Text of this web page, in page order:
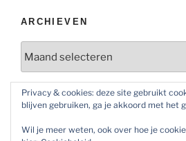
ARCHIEVEN
SOCIAL MEDIA
BekijkBekijkBekijk
Privacy & cookies: deze site gebruikt
blijven gebruiken, ga je akkoord met het
Wil je meer weten, ook over hoe je